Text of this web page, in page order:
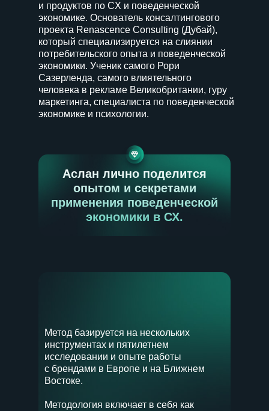
и продуктов по CX и поведенческой
экономике. Основатель консалтингового
проекта Renascence Consulting (Дубай),
который специализируется на слиянии
потребительского опыта и поведенческой
экономики. Ученик самого Рори
Сазерленда, самого влиятельного
человека в рекламе Великобритании, гуру
маркетинга, специалиста по поведенческой
экономике и психологии.
Аслан лично поделится
опытом и секретами
применения поведенческой
экономики в СХ.
Метод базируется на нескольких
инструментах и пятилетнем
исследовании и опыте работы
с брендами в Европе и на Ближнем
Востоке.
Методология включает в себя как